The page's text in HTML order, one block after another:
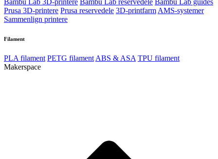
Bambu Lab 3D-printere Bambu Lab reservedele Bambu Lab guides
Prusa 3D-printere Prusa reservedele 3D-printfarm AMS-systemer
Sammenlign printere
Filament
PLA filament PETG filament ABS & ASA TPU filament
Makerspace